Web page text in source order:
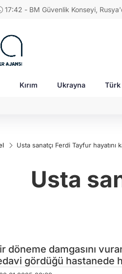
17:23 - Zelenskıy'dan Patriot
16,3788
27,9743
Kırım Ukrayna Türk
Usta sanatçı Ferdi Tayfur hayatını
Usta
döneme damgasını
gördüğü hastanede